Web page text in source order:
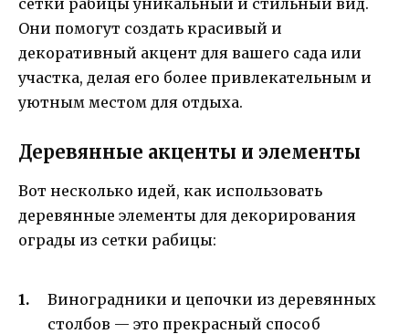
сетки рабицы уникальный и стильный вид.
Они помогут создать красивый и
декоративный акцент для вашего сада или
участка, делая его более привлекательным и
уютным местом для отдыха.
Деревянные акценты и элементы
Вот несколько идей, как использовать
деревянные элементы для декорирования
ограды из сетки рабицы:
Виноградники и цепочки из деревянных
столбов — это прекрасный способ